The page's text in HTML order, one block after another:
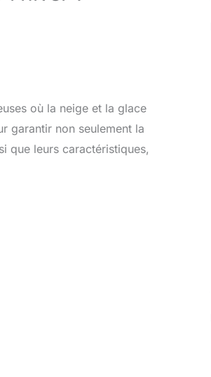
où la neige et la glace
garantir non seulement la
que leurs caractéristiques,